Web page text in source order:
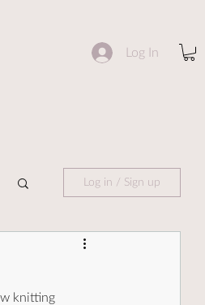
Log In
Log in / Sign up
knitting